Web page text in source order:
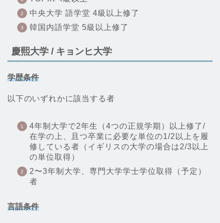
中央大学 語学堂 4級以上修了
韓国内語学堂 5級以上修了
慶熙大学 / キョンヒ大学
学歴条件
以下のいずれかに該当する者
4年制大学で2年生（4つの正規学期）以上修了/
在学の上、且つ卒業に必要な単位の1/2以上を履
修している者（イギリスの大学の場合は2/3以上
の単位取得）
2〜3年制大学、専門大学学士学位取得（予定）
者
言語条件